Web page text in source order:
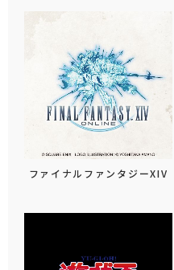
ファイナルファンタジーXIV